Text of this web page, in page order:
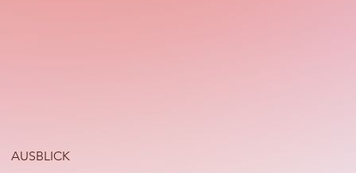
AUSBLICK